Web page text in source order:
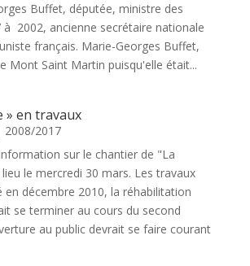
Buffet, députée, ministre des
à 2002, ancienne secrétaire nationale
français. Marie-Georges Buffet,
Mont Saint Martin puisqu'elle était...
» en travaux
2008/2017
sur le chantier de "La
le mercredi 30 mars. Les travaux
décembre 2010, la réhabilitation
se terminer au cours du second
au public devrait se faire courant